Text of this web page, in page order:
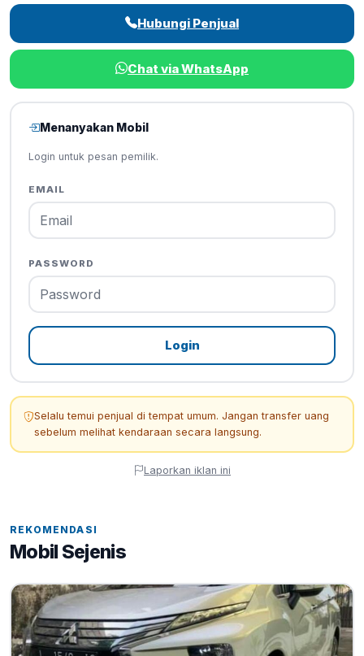
Hubungi Penjual
Chat via WhatsApp
Menanyakan Mobil
Login untuk pesan pemilik.
EMAIL
PASSWORD
Login
Selalu temui penjual di tempat umum. Jangan transfer uang
sebelum melihat kendaraan secara langsung.
Laporkan iklan ini
REKOMENDASI
Mobil Sejenis